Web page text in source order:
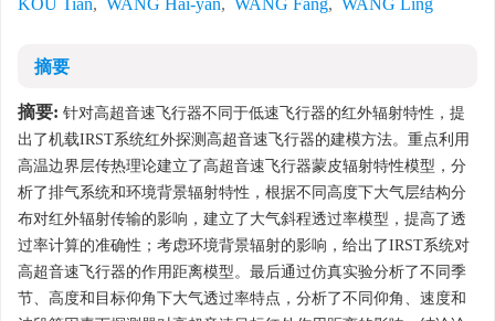
KOU Tian, WANG Hai-yan, WANG Fang, WANG Ling
摘要
摘要: 针对高超音速飞行器不同于低速飞行器的红外辐射特性，提
出了机载IRST系统红外探测高超音速飞行器的建模方法。重点利用
高温边界层传热理论建立了高超音速飞行器蒙皮辐射特性模型，分
析了排气系统和环境背景辐射特性，根据不同高度下大气层结构分
布对红外辐射传输的影响，建立了大气斜程透过率模型，提高了透
过率计算的准确性；考虑环境背景辐射的影响，给出了IRST系统对
高超音速飞行器的作用距离模型。最后通过仿真实验分析了不同季
节、高度和目标仰角下大气透过率特点，分析了不同仰角、速度和